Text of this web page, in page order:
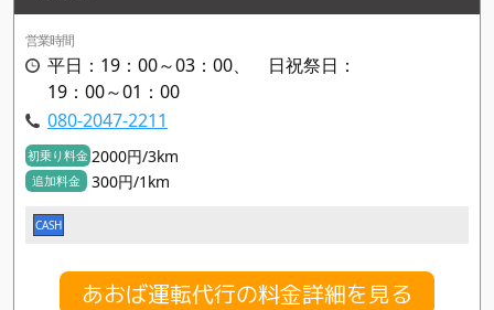
営業時間
平日：19：00～03：00、 日祝祭日：
19：00～01：00
080-2047-2211
初乗り料金 2000円/3km
追加料金 300円/1km
CASH
あおば運転代行の料金詳細を見る